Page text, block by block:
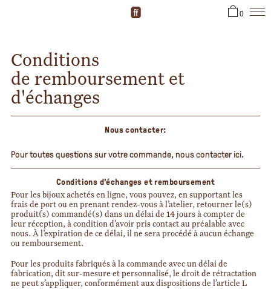
0
Conditions
de remboursement et
d'échanges
Nous contacter:
Pour toutes questions sur votre commande,nous contacter ici.
Conditions d’échanges et remboursement
Pour les bijoux achetés en ligne, vous pouvez, en supportant les
frais de port ou en prenant rendez-vous à l’atelier, retourner le(s)
produit(s) commandé(s) dans un délai de 14 jours à compter de
leur réception, à condition d’avoir pris contact au préalable avec
nous. À l’expiration de ce délai, il ne sera procédé à aucun échange
ou remboursement.
Pour les produits fabriqués à la commande avec un délai de
fabrication, dit sur-mesure et personnalisé, le droit de rétractation
ne peut s’appliquer, conformément aux dispositions de l’article L